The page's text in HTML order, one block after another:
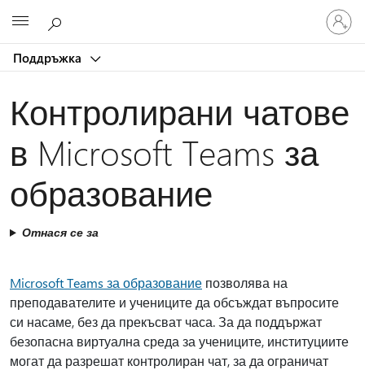
Поддръжка
Влезте
във
вашия
Контролирани чатове
в Microsoft Teams за
образование
Отнася се за
Microsoft Teams за образование позволява на
преподавателите и учениците да обсъждат въпросите
си насаме, без да прекъсват часа. За да поддържат
безопасна виртуална среда за учениците, институциите
могат да разрешат контролиран чат, за да ограничат